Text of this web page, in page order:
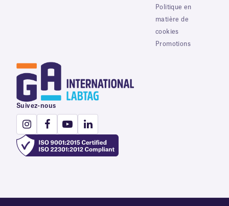
Politique en
matière de
cookies
Promotions
Suivez-nous